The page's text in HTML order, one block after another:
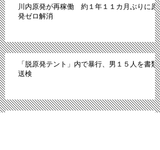
川内原発が再稼働 約１年１１カ月ぶりに原
発ゼロ解消
「脱原発テント」内で暴行、男１５人を書類
送検